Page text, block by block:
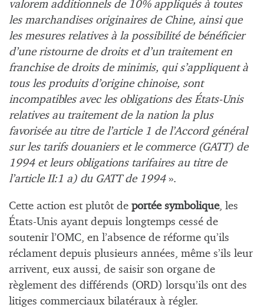
valorem additionnels de 10% appliqués à toutes
les marchandises originaires de Chine, ainsi que
les mesures relatives à la possibilité de bénéficier
d’une ristourne de droits et d’un traitement en
franchise de droits de minimis, qui s’appliquent à
tous les produits d’origine chinoise, sont
incompatibles avec les obligations des États-Unis
relatives au traitement de la nation la plus
favorisée au titre de l’article 1 de l’Accord général
sur les tarifs douaniers et le commerce (GATT) de
1994 et leurs obligations tarifaires au titre de
l’article II:1 a) du GATT de 1994».
Cette action est plutôt de portée symbolique, les
États-Unis ayant depuis longtemps cessé de
soutenir l’OMC, en l’absence de réforme qu’ils
réclament depuis plusieurs années, même s’ils leur
arrivent, eux aussi, de saisir son organe de
règlement des différends (ORD) lorsqu’ils ont des
litiges commerciaux bilatéraux à régler.